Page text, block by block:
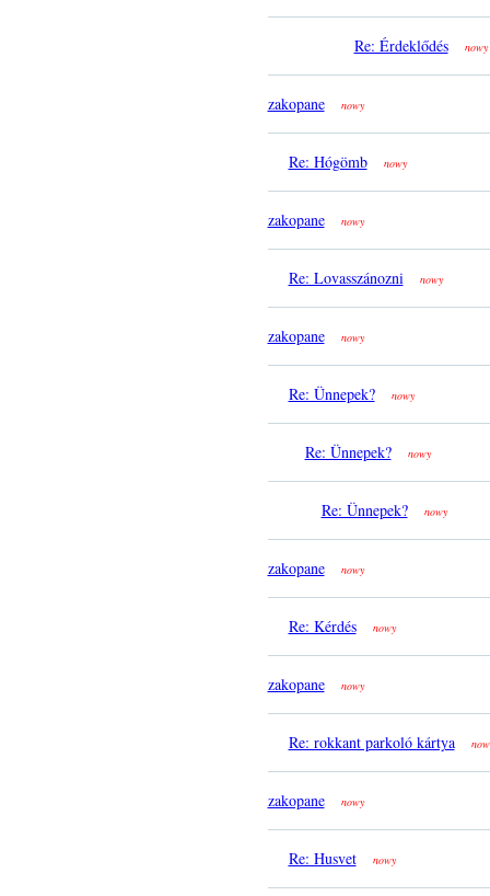
Re: Érdeklődés nowy
zakopane nowy
Re: Hógömb nowy
zakopane nowy
Re: Lovasszánozni nowy
zakopane nowy
Re: Ünnepek? nowy
Re: Ünnepek? nowy
Re: Ünnepek? nowy
zakopane nowy
Re: Kérdés nowy
zakopane nowy
Re: rokkant parkoló kártya
zakopane nowy
Re: Husvet nowy